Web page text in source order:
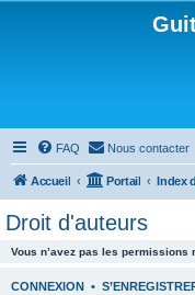
FAQ Nous contacter
Accueil Portail
Droit d'auteurs
Vous n’avez pas les
CONNEXION •